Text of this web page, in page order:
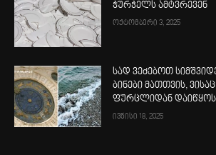
ჭურჭელს ამტვრევენ
ოქტომბერი 3, 2025
სად ვეძებოთ
ბინები მათთვის,
ფურცლიდან დაიწყოს
ივნისი 18, 2025